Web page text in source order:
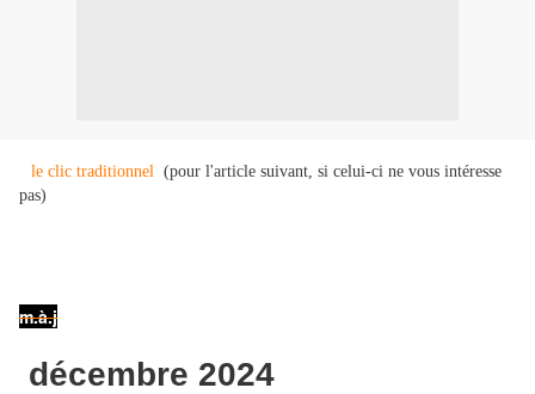
le clic traditionnel (pour l'article suivant, si celui-ci ne vous intéresse
pas)
m.à.j
décembre 2024